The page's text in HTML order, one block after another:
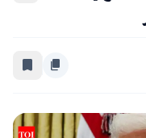
content_copy
bookmark_border